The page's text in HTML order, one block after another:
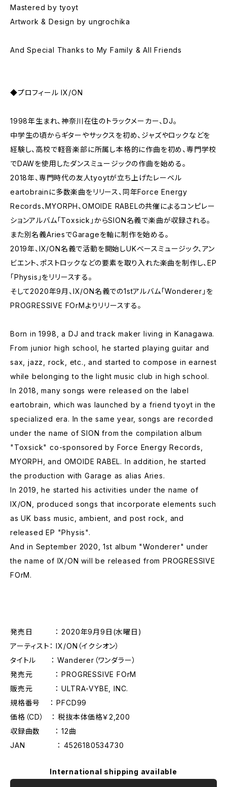
Mastered by tyoyt
Artwork & Design by ungrochika
And Special Thanks to My Family & All Friends
◆プロフィール IX/ON
1998年生まれ、神奈川在住のトラックメーカー、DJ。
中学生の頃からギターやサックスを初め、ジャズやロックなどを
経験し、高校で軽音楽部に所属し本格的に作曲を初め、専門学校
でDAWを使用したダンスミュージックの作曲を始める。
2018年、専門時代の友人tyoytが立ち上げたレーベル
eartobrainに多数楽曲をリリース、同年Force Energy
Records、MYORPH、OMOIDE RABELの共催によるコンピレー
ションアルバム「Toxsick」からSION名義で楽曲が収録される。
また別名義AriesでGarageを軸に制作を始める。
2019年、IX/ON名義で活動を開始しUKベースミュージック、アン
ビエント、ポストロックなどの要素を取り入れた楽曲を制作し、EP
｢Physis｣をリリースする。
そして2020年9月、IX/ON名義での1stアルバム｢Wonderer｣を
PROGRESSIVE FOrMよりリリースする。
Born in 1998, a DJ and track maker living in Kanagawa.
From junior high school, he started playing guitar and
sax, jazz, rock, etc., and started to compose in earnest
while belonging to the light music club in high school.
In 2018, many songs were released on the label
eartobrain, which was launched by a friend tyoyt in the
specialized era. In the same year, songs are recorded
under the name of SION from the compilation album
"Toxsick" co-sponsored by Force Energy Records,
MYORPH, and OMOIDE RABEL. In addition, he started
the production with Garage as alias Aries.
In 2019, he started his activities under the name of
IX/ON, produced songs that incorporate elements such
as UK bass music, ambient, and post rock, and
released EP "Physis".
And in September 2020, 1st album "Wonderer" under
the name of IX/ON will be released from PROGRESSIVE
FOrM.
発売日 ： 2020年9月9日(水曜日)
アーティスト： IX/ON（イクシオン）
タイトル ： Wanderer（ワンダラー）
発売元 ： PROGRESSIVE FOrM
販売元 ： ULTRA-VYBE, INC.
規格番号 ： PFCD99
価格（CD） ： 税抜本体価格￥2,200
収録曲数 ： 12曲
JAN ： 4526180534730
International shipping available